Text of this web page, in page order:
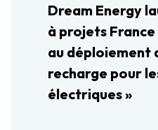
Dream Energy
à projets
au déploiement
recharge pour
électriques »